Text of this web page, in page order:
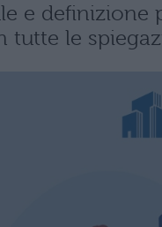
e
tutte le